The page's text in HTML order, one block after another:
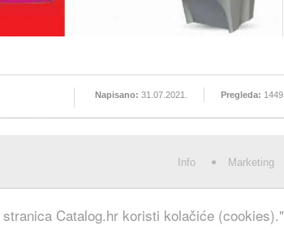
Catalog.hr koristi kolačiće (cookies)."
Pregleda: 1449
Napisano: 31.07.2021.
Info Marketing